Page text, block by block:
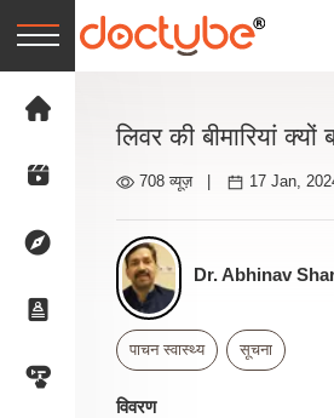
लिवर की बीमारियां क्यों
708 व्यूज़ 17 Jan,
Dr. Abhinav
पाचन स्वास्थ्य सूचना
विवरण